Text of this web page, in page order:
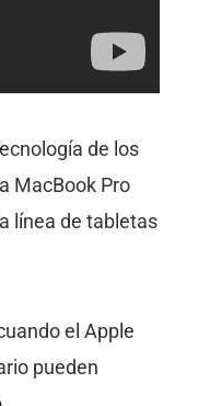
de los
MacBook Pro
línea de tabletas
el Apple
pueden